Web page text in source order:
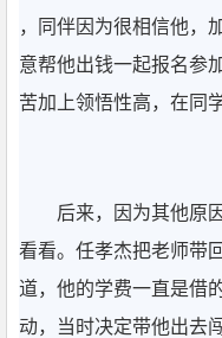
，同伴因为很相信他，
意帮他出钱一起报名参
苦加上领悟性高，在同
后来，因为其他原
看看。任孝杰把老师带
道，他的学费一直是借
动，当时决定带他出去